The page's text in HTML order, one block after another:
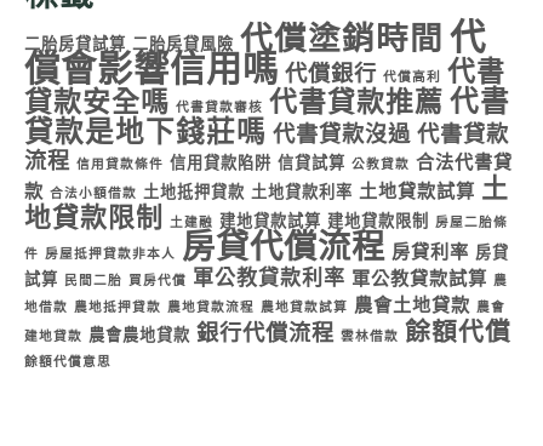
二胎房貸試算 二胎房貸風險 代償塗銷時間 代
償會影響信用嗎 代償銀行 代償高利
代書
貸款安全嗎 代書貸款審核 代書貸款推薦 代書
貸款是地下錢莊嗎 代書貸款沒過 代書貸款
流程 信用貸款條件 信用貸款陷阱 信貸試算 公教貸款 合法代書貸
款 合法小額借款 土地抵押貸款 土地貸款利率 土地貸款試算 土
地貸款限制
土建融 建地貸款試算 建地貸款限制 房屋二胎條
件 房屋抵押貸款非本人 房貸代償流程 房貸利率 房貸
試算
民間二胎 買房代償 軍公教貸款利率 軍公教貸款試算
農
地借款
農地抵押貸款 農地貸款流程 農地貸款試算 農會土地貸款 農會
建地貸款 農會農地貸款 銀行代償流程 雲林借款 餘額代償
餘額代償意思